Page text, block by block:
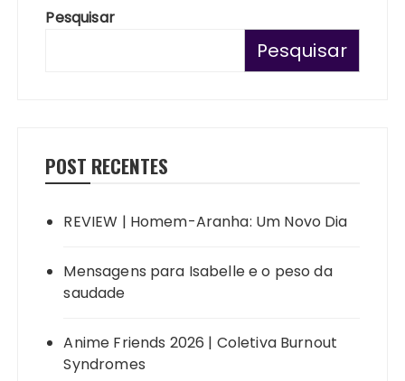
Pesquisar
Pesquisar
POST RECENTES
REVIEW | Homem-Aranha: Um Novo Dia
Mensagens para Isabelle e o peso da
saudade
Anime Friends 2026 | Coletiva Burnout
Syndromes